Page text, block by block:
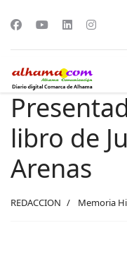
libro de
Arenas
REDACCION Memoria